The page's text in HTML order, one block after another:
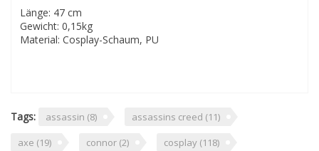
Länge: 47 cm
Gewicht: 0,15kg
Material: Cosplay-Schaum, PU
Tags: assassin (8) assassins creed (11)
axe (19) connor (2) cosplay (118)